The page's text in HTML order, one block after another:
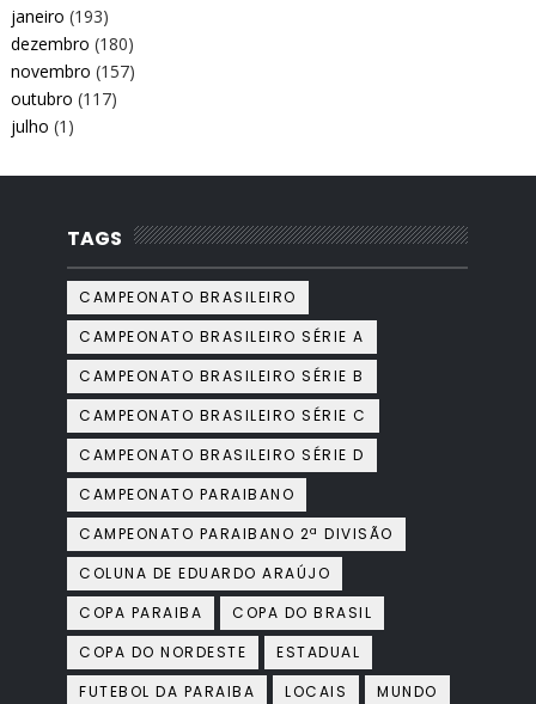
janeiro (193)
dezembro (180)
novembro (157)
outubro (117)
julho (1)
TAGS
CAMPEONATO BRASILEIRO
CAMPEONATO BRASILEIRO SÉRIE A
CAMPEONATO BRASILEIRO SÉRIE B
CAMPEONATO BRASILEIRO SÉRIE C
CAMPEONATO BRASILEIRO SÉRIE D
CAMPEONATO PARAIBANO
CAMPEONATO PARAIBANO 2ª DIVISÃO
COLUNA DE EDUARDO ARAÚJO
COPA PARAIBA
COPA DO BRASIL
COPA DO NORDESTE
ESTADUAL
FUTEBOL DA PARAIBA
LOCAIS
MUNDO